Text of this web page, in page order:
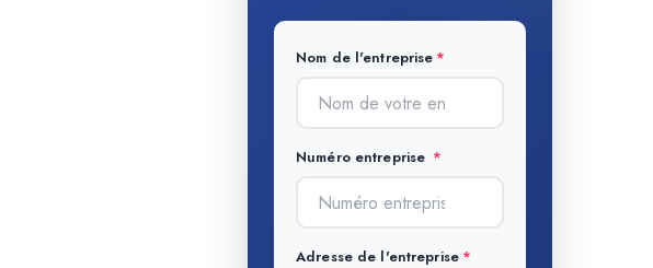
Nom de l'entreprise
Numéro entreprise
Adresse de l'entreprise